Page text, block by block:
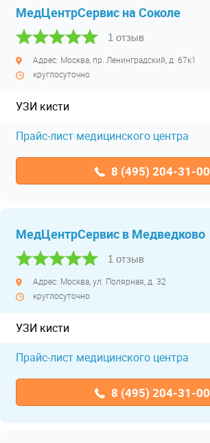
МедЦентрСервис на Соколе
1 отзыв
Адрес: Москва, пр. Ленинградский, д. 67к1
круглосуточно
УЗИ кисти
Прайс-лист медицинского центра
8 (495) 204-31-00
МедЦентрСервис в Медведково
1 отзыв
Адрес: Москва, ул. Полярная, д. 32
круглосуточно
УЗИ кисти
Прайс-лист медицинского центра
8 (495) 204-31-00